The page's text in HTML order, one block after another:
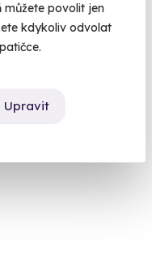
povolit jen
kdykoliv odvolat
Upravit
9.5
kůži.